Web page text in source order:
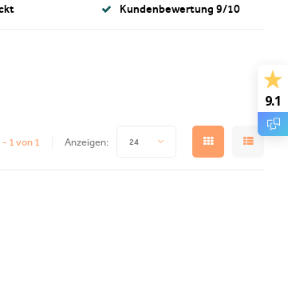
9.1
Kundenbewertung 9/10
1 von 1 Anzeigen: 24